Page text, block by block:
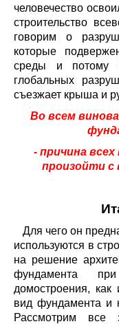
человечество
строительство
говорим о
которые
среды и потому
глобальных
съезжает крыша и
Во всем
- причина
произойти с
Для чего он
используются в
на решение
фундамента при
домостроения,
вид фундамента и
Рассмотрим все